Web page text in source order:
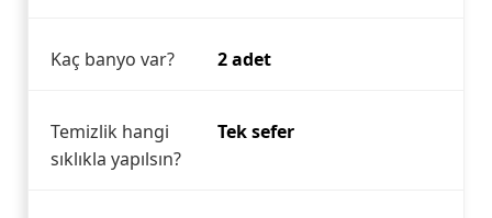
Kaç banyo var? 2 adet
Temizlik hangi
sıklıkla yapılsın?
Tek sefer